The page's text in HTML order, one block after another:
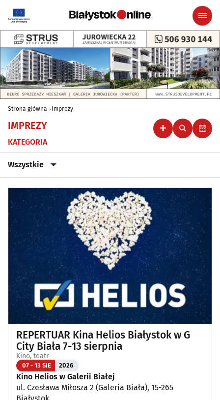
Strona główna Imprezy
IMPREZY
KATEGORIA
Wszystkie
Wszystkie
Klubowe, taneczne, granie do piwa(47)
Koncerty (87)
Koncerty muzyki poważnej(1)
Kino, teatr(114)
Wernisaże, wydarzenia artystyczne (4)
Wystawy(25)
Wydarzenia sportowe i rekreacyjne
Plenerowe, festyny(12)
REPERTUAR Kina Helios Białystok w G
City Biała 7-13 sierpnia
Kino, teatr
07 - 13 SIE 2026
Kino Helios w Galerii Białej
ul. Czesława Miłosza 2 (Galeria Biała), 15-265